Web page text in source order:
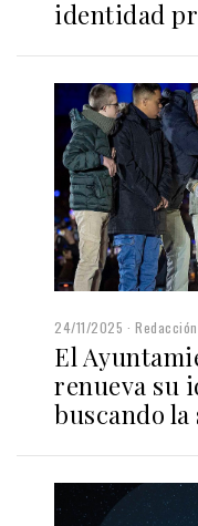
identidad
24/11/2025 Redacción
El
renueva su
buscando